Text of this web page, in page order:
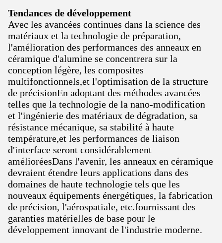
Tendances de développement
Avec les avancées continues dans la science des
matériaux et la technologie de préparation,
l'amélioration des performances des anneaux en
céramique d'alumine se concentrera sur la
conception légère, les composites
multifonctionnels,et l'optimisation de la structure
de précisionEn adoptant des méthodes avancées
telles que la technologie de la nano-modification
et l'ingénierie des matériaux de dégradation, sa
résistance mécanique, sa stabilité à haute
température,et les performances de liaison
d'interface seront considérablement
amélioréesDans l'avenir, les anneaux en céramique
devraient étendre leurs applications dans des
domaines de haute technologie tels que les
nouveaux équipements énergétiques, la fabrication
de précision, l'aérospatiale, etc.fournissant des
garanties matérielles de base pour le
développement innovant de l'industrie moderne.